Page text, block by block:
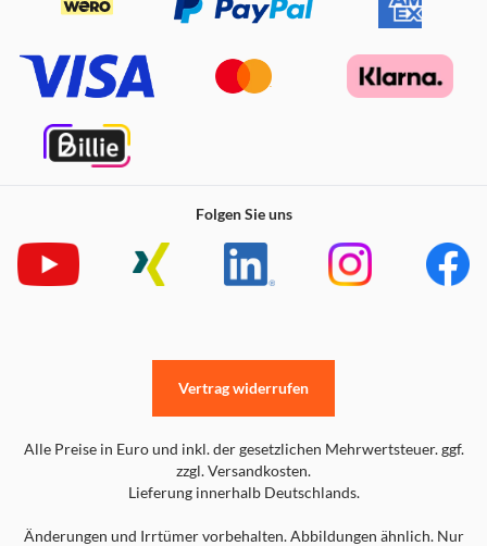
Dorf Kamura hat endlich Frieden gefunden, nachdem es
einen Ansturm von Monsterangriffen abgewehrt hat, die
als "Rampage" bekannt sind. Dieser hart erarbeitete
Frieden wird durch das unerwartete Auftauchen des
wolfsähnlichen Monsters Lunagaron in den Schreinruinen
gestört. In den Schreinruinen trifft der Jäger auf Fiorayne,
einen Ritter des königlichen Ordens. Fiorayne bittet den
Jäger um Hilfe bei der Untersuchung, warum Monster aus
andere Gebiete, einschließlich Kamura, eindringen.
Vereint in ihrer Mission machen sie sich auf den Weg zum
weit entfernten Außenposten Elgado. Hinweis: Nur
Downloadcode. Es ist kein Datenträger im Lieferumfang
Folgen Sie uns
Alle Preise in Euro und inkl. der gesetzlichen Mehrwertsteuer. ggf.
zzgl. Versandkosten.
Lieferung innerhalb Deutschlands.
Änderungen und Irrtümer vorbehalten. Abbildungen ähnlich. Nur
Vertrag widerrufen